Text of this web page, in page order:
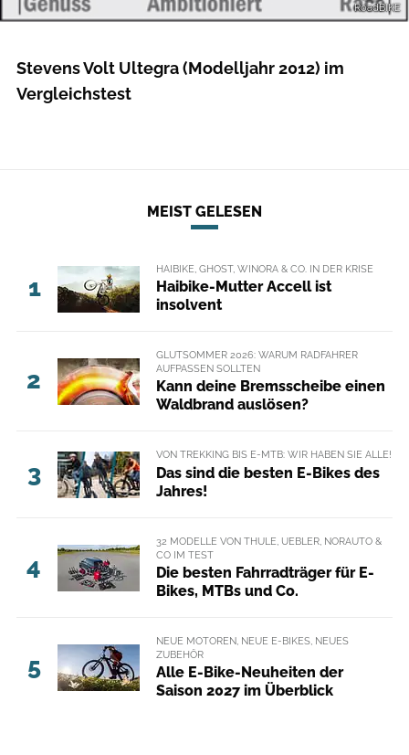
RoadBIKE
roadbike
Stevens Volt Ultegra (Modelljahr 2012) im
Vergleichstest
MEIST GELESEN
1
HAIBIKE, GHOST, WINORA & CO. IN DER KRISE
Haibike-Mutter Accell ist
insolvent
2
GLUTSOMMER 2026: WARUM RADFAHRER
AUFPASSEN SOLLTEN
Kann deine Bremsscheibe einen
Waldbrand auslösen?
3
VON TREKKING BIS E-MTB: WIR HABEN SIE ALLE!
Das sind die besten E-Bikes des
Jahres!
4
32 MODELLE VON THULE, UEBLER, NORAUTO &
CO IM TEST
Die besten Fahrradträger für E-
Bikes, MTBs und Co.
5
NEUE MOTOREN, NEUE E-BIKES, NEUES
ZUBEHÖR
Alle E-Bike-Neuheiten der
Saison 2027 im Überblick